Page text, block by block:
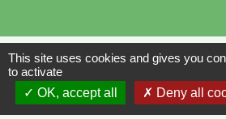
Liens
This site uses cookies and gives you
to activate
OK, accept all
Deny all